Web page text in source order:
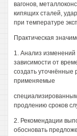
вагонов,
кипящих сталей,
при температуре
Практическая
1. Анализ изменений
зависимости от
создать уточнённые
применяемые
продлению сроков
2. Рекомендации
обосновать